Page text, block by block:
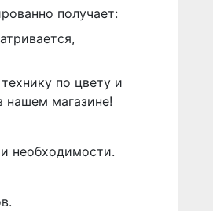
получает:
по цвету и
нашем магазине!
необходимости.